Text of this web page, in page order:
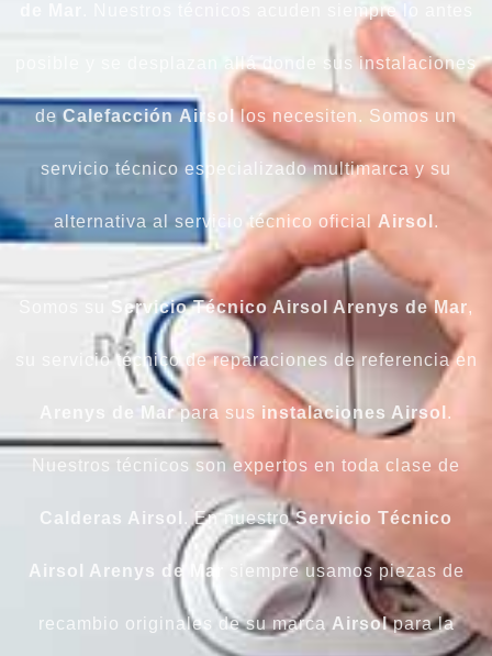
. Nuestros técnicos acuden siempre lo antes
posible y se desplazan allá donde sus instalaciones
de Calefacción Airsollos necesiten. Somos un
servicio técnico especializado multimarca y su
alternativa al servicio técnico oficial Airsol .
Servicio Técnico Airsol Arenys de Mar,
su servicio técnico de reparaciones de referencia en
Arenys de Marpara sus instalaciones Airsol .
Nuestros técnicos son expertos en toda clase de
Calderas Airsol . En nuestroServicio Técnico
Airsol Arenys de Mar siempre usamos piezas de
recambio originales de su marca Airsolpara la